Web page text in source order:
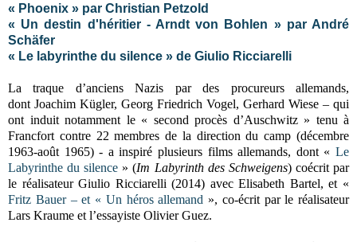
« Phoenix » par Christian Petzold
« Un destin d'héritier - Arndt von Bohlen » par André
Schäfer
« Le labyrinthe du silence » de Giulio Ricciarelli
La traque d’anciens Nazis par des procureurs allemands,
dont Joachim Kügler, Georg Friedrich Vogel, Gerhard Wiese – qui
ont induit notamment le « second procès d’Auschwitz » tenu à
Francfort contre 22 membres de la direction du camp (décembre
1963-août 1965) - a inspiré plusieurs films allemands, dont « Le
Labyrinthe du silence » (Im Labyrinth des Schweigens) coécrit par
le réalisateur Giulio Ricciarelli (2014) avec Elisabeth Bartel, et «
Fritz Bauer – et « Un héros allemand », co-écrit par le réalisateur
Lars Kraume et l’essayiste Olivier Guez.